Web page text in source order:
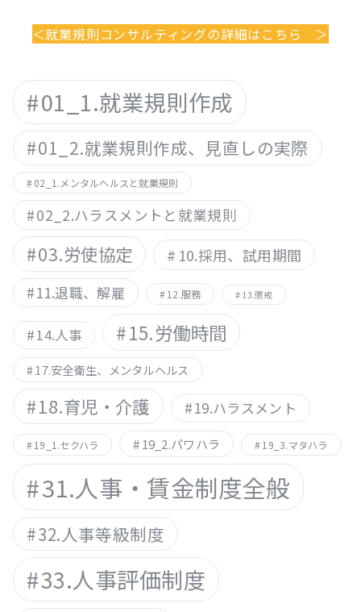
＜就業規則コンサルティングの詳細はこちら ＞
01_1.就業規則作成
01_2.就業規則作成、見直しの実際
02_1.メンタルヘルスと就業規則
02_2.ハラスメントと就業規則
03.労使協定 10.採用、試用期間
11.退職、解雇 12.服務 13.懲戒
14.人事 15.労働時間
17.安全衛生、メンタルヘルス
18.育児・介護 19.ハラスメント
19_1.セクハラ 19_2.パワハラ 19_3.マタハラ
31.人事・賃金制度全般
32.人事等級制度
33.人事評価制度